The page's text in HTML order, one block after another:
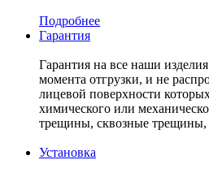
Подробнее
Гарантия
Гарантия на все наши
момента отгрузки, и не
лицевой поверхности
химического или
трещины, сквозные трещины,
Установка